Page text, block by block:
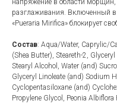
напряжение в области
разглаживания. Включенный
«Pueraria Mirifica» блокирует
Состав: Aqua/Water, Caprylic/
(Shea Butter), Steareth-2,
Stearyl Alcohol, Water (and)
Glyceryl Linoleate (and) Sodium
Cyclopentasiloxane (and)
Propylene Glycol, Peonia